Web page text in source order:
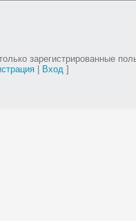
зарегистрированные
| Вход]